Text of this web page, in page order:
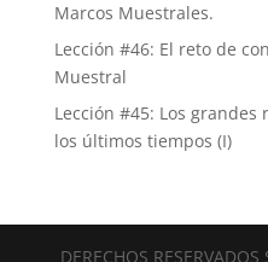
Marcos Muestrales.
Lección #46: El reto de
Muestral
Lección #45: Los grandes
los últimos tiempos (I)
DERECHOS